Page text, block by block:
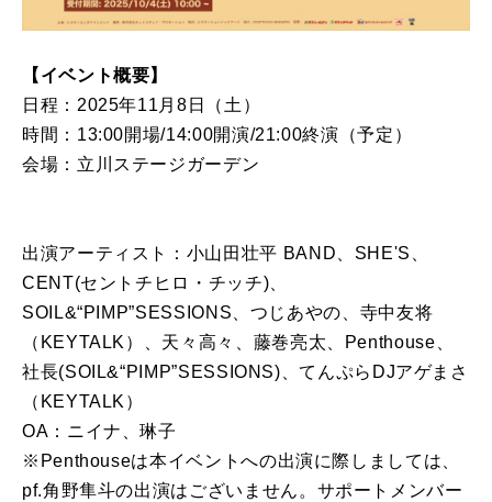
【イベント概要】
日程：2025年11月8日（土）
時間：13:00開場/14:00開演/21:00終演（予定）
会場：立川ステージガーデン
出演アーティスト：小山田壮平 BAND、SHE'S、
CENT(セントチヒロ・チッチ)、
SOIL&“PIMP”SESSIONS、つじあやの、寺中友将
（KEYTALK）、天々高々、藤巻亮太、Penthouse、
社長(SOIL&“PIMP”SESSIONS)、てんぷらDJアゲまさ
（KEYTALK）
OA：ニイナ、琳子
※Penthouseは本イベントへの出演に際しましては、
pf.角野隼斗の出演はございません。サポートメンバー